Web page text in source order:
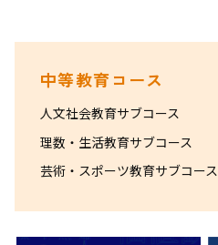
中等教育コース
人文社会教育サブコース
理数・生活教育サブコース
芸術・スポーツ教育サブコース